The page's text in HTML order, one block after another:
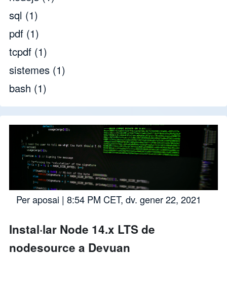
sql (1)
pdf (1)
tcpdf (1)
sistemes (1)
bash (1)
Peraposai | 8:54 PM CET, dv. gener 22, 2021
Instal·lar Node 14.x LTS de
nodesource a Devuan